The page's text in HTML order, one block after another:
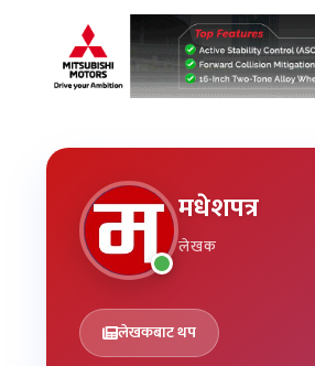
मधेशपत्र
लेखक
लेखकबाट थप